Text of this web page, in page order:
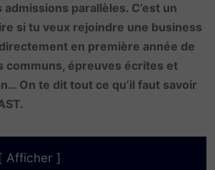
parallèles. C’est un
si tu veux rejoindre une business
en première année de
communs, épreuves écrites et
On te dit tout ce qu’il faut savoir
Afficher